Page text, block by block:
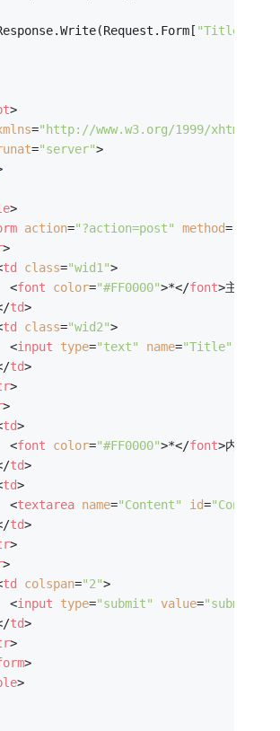
"Title"
>
="http://www.w3.org/1999/xhtml"
="server">
>
action="?action=post" method=
>
td class="wid1">
<font color="#FF0000">*</font>主题：
td>
td class="wid2">
<input type="text" name="Title"
td>
>
>
td>
<font color="#FF0000">*</font>内容：
td>
td>
<textarea name="Content" id="Content"
td>
>
>
td colspan="2">
<input type="submit" value="submit"
td>
>
>
>